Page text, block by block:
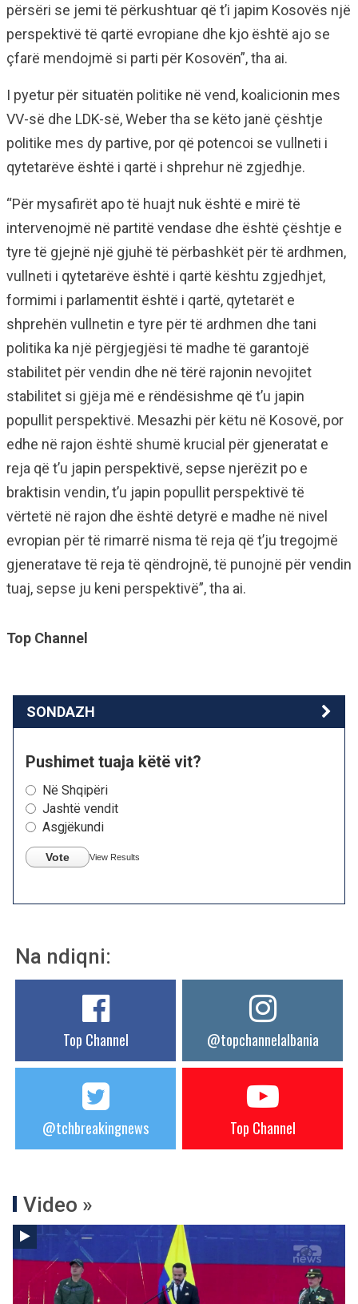
përsëri se jemi të përkushtuar që t’i japim Kosovës një
perspektivë të qartë evropiane dhe kjo është ajo se
çfarë mendojmë si parti për Kosovën”, tha ai.
I pyetur për situatën politike në vend, koalicionin mes
VV-së dhe LDK-së, Weber tha se këto janë çështje
politike mes dy partive, por që potencoi se vullneti i
qytetarëve është i qartë i shprehur në zgjedhje.
“Për mysafirët apo të huajt nuk është e mirë të
intervenojmë në partitë vendase dhe është çështje e
tyre të gjejnë një gjuhë të përbashkët për të ardhmen,
vullneti i qytetarëve është i qartë kështu zgjedhjet,
formimi i parlamentit është i qartë, qytetarët e
shprehën vullnetin e tyre për të ardhmen dhe tani
politika ka një përgjegjësi të madhe të garantojë
stabilitet për vendin dhe në tërë rajonin nevojitet
stabilitet si gjëja më e rëndësishme që t’u japin
popullit perspektivë. Mesazhi për këtu në Kosovë, por
edhe në rajon është shumë krucial për gjeneratat e
reja që t’u japin perspektivë, sepse njerëzit po e
braktisin vendin, t’u japin popullit perspektivë të
vërtetë në rajon dhe është detyrë e madhe në nivel
evropian për të rimarrë nisma të reja që t’ju tregojmë
gjeneratave të reja të qëndrojnë, të punojnë për vendin
tuaj, sepse ju keni perspektivë”, tha ai.
Top Channel
SONDAZH
Pushimet tuaja këtë vit?
Në Shqipëri
Jashtë vendit
Asgjëkundi
Vote View Results
Na ndiqni:
Top Channel @topchannelalbania
@tchbreakingnews Top Channel
Video »